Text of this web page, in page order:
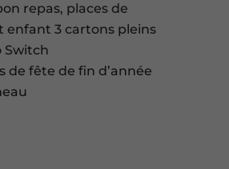
repas, places de
enfant 3 cartons pleins
Switch
de fête de fin d’année